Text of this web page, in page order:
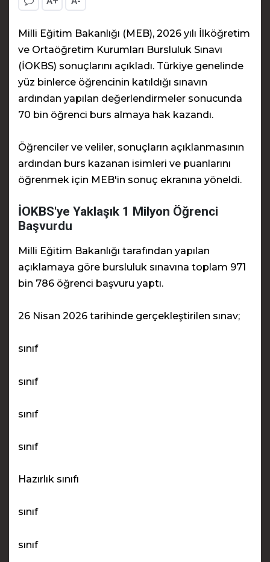
Milli Eğitim Bakanlığı (MEB), 2026 yılı İlköğretim
ve Ortaöğretim Kurumları Bursluluk Sınavı
(İOKBS) sonuçlarını açıkladı. Türkiye genelinde
yüz binlerce öğrencinin katıldığı sınavın
ardından yapılan değerlendirmeler sonucunda
70 bin öğrenci burs almaya hak kazandı.
Öğrenciler ve veliler, sonuçların açıklanmasının
ardından burs kazanan isimleri ve puanlarını
öğrenmek için MEB'in sonuç ekranına yöneldi.
İOKBS'ye Yaklaşık 1 Milyon Öğrenci
Başvurdu
Milli Eğitim Bakanlığı tarafından yapılan
açıklamaya göre bursluluk sınavına toplam 971
bin 786 öğrenci başvuru yaptı.
26 Nisan 2026 tarihinde gerçekleştirilen sınav;
sınıf
sınıf
sınıf
sınıf
Hazırlık sınıfı
sınıf
sınıf